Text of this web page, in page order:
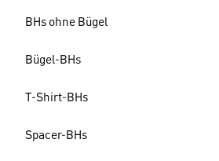
BHs ohne Bügel
Bügel-BHs
T-Shirt-BHs
Spacer-BHs